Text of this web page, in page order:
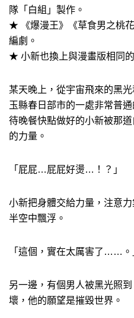
隊「白組」製作。
★ 《爆漫王》《草食男之桃
編劇。
★ 小新也換上與漫畫版相同
某天晚上，從宇宙飛來的黑
玉縣春日部市的一處非常普
待晚餐快點做好的小新被那
的力量。
「屁屁…屁屁好燙…！？」
小新把身體交給力量，注意
半空中飄浮。
「這個，實在太厲害了……。
另一邊，有個男人被黑光照
壞，他的願望是摧毀世界。